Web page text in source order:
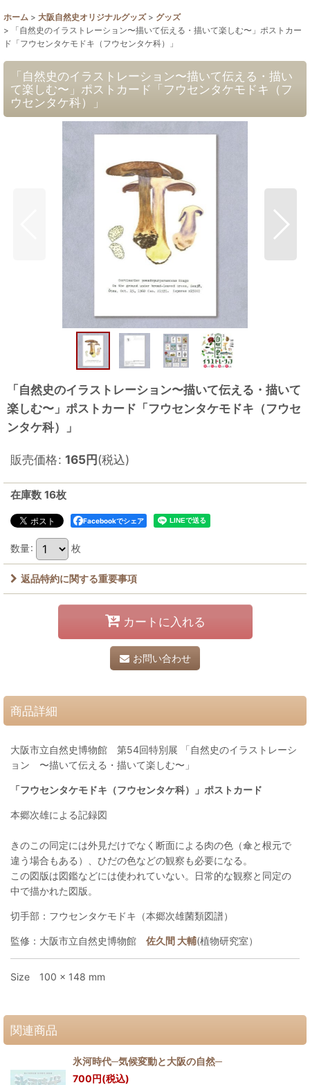
ホーム > 大阪自然史オリジナルグッズ > グッズ
>
「自然史のイラストレーション〜描いて伝える・描いて楽しむ〜」ポストカー
ド「フウセンタケモドキ（フウセンタケ科）」
「自然史のイラストレーション〜描いて伝える・描い
て楽しむ〜」ポストカード「フウセンタケモドキ（フ
ウセンタケ科）」
「自然史のイラストレーション〜描いて伝える・描いて
楽しむ〜」ポストカード「フウセンタケモドキ（フウセ
ンタケ科）」
販売価格: 165円(税込)
在庫数 16枚
Facebookでシェア
数量: 枚
返品特約に関する重要事項
カートに入れる
お問い合わせ
商品詳細
大阪市立自然史博物館 第54回特別展 「自然史のイラストレーシ
ョン 〜描いて伝える・描いて楽しむ〜」
「フウセンタケモドキ（フウセンタケ科）」ポストカード
本郷次雄による記録図
きのこの同定には外見だけでなく断面による肉の色（傘と根元で
違う場合もある）、ひだの色などの観察も必要になる。
この図版は図鑑などには使われていない。日常的な観察と同定の
中で描かれた図版。
切手部：フウセンタケモドキ（本郷次雄菌類図譜）
監修：大阪市立自然史博物館 佐久間 大輔(植物研究室）
Size 100 × 148 mm
関連商品
氷河時代─気候変動と大阪の自然─
700円(税込)